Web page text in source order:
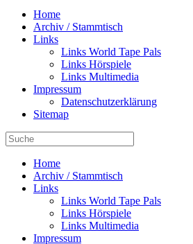
Home
Archiv / Stammtisch
Links
Links World Tape Pals
Links Hörspiele
Links Multimedia
Impressum
Datenschutzerklärung
Sitemap
Home
Archiv / Stammtisch
Links
Links World Tape Pals
Links Hörspiele
Links Multimedia
Impressum